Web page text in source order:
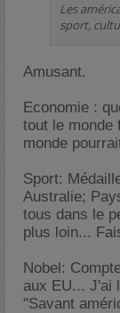
Les
sport,
Amusant.
Economie :
tout le monde
monde
Sport:
Australie;
tous dans le
plus loin...
Nobel:
aux EU... J'ai
"Savant